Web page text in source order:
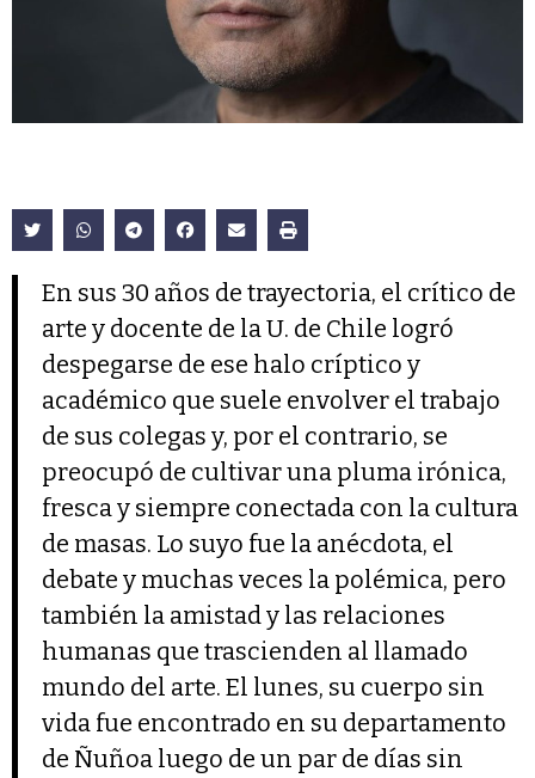
En sus 30 años de trayectoria, el crítico de
arte y docente de la U. de Chile logró
despegarse de ese halo críptico y
académico que suele envolver el trabajo
de sus colegas y, por el contrario, se
preocupó de cultivar una pluma irónica,
fresca y siempre conectada con la cultura
de masas. Lo suyo fue la anécdota, el
debate y muchas veces la polémica, pero
también la amistad y las relaciones
humanas que trascienden al llamado
mundo del arte. El lunes, su cuerpo sin
vida fue encontrado en su departamento
de Ñuñoa luego de un par de días sin